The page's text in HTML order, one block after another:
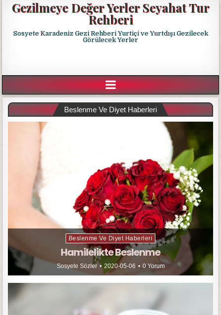
Gezilmeye Değer Yerler Seyahat Tur
Rehberi
Sosyete Karadeniz Gezi Rehberi Yurtiçi ve Yurtdışı Gezilecek
Görülecek Yerler
Beslenme Ve Diyet Haberleri
Beslenme Ve Diyet Haberleri
Hamilelikte Beslenme
Sosyete Sözler 2020-05-06 0 Yorum